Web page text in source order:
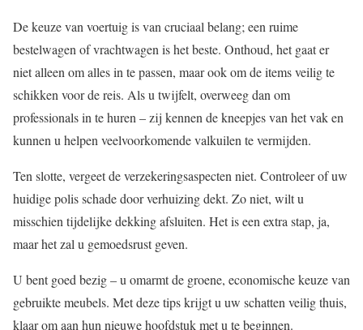
De keuze van voertuig is van cruciaal belang; een ruime
bestelwagen of vrachtwagen is het beste. Onthoud, het gaat er
niet alleen om alles in te passen, maar ook om de items veilig te
schikken voor de reis. Als u twijfelt, overweeg dan om
professionals in te huren – zij kennen de kneepjes van het vak en
kunnen u helpen veelvoorkomende valkuilen te vermijden.
Ten slotte, vergeet de verzekeringsaspecten niet. Controleer of uw
huidige polis schade door verhuizing dekt. Zo niet, wilt u
misschien tijdelijke dekking afsluiten. Het is een extra stap, ja,
maar het zal u gemoedsrust geven.
U bent goed bezig – u omarmt de groene, economische keuze van
gebruikte meubels. Met deze tips krijgt u uw schatten veilig thuis,
klaar om aan hun nieuwe hoofdstuk met u te beginnen.